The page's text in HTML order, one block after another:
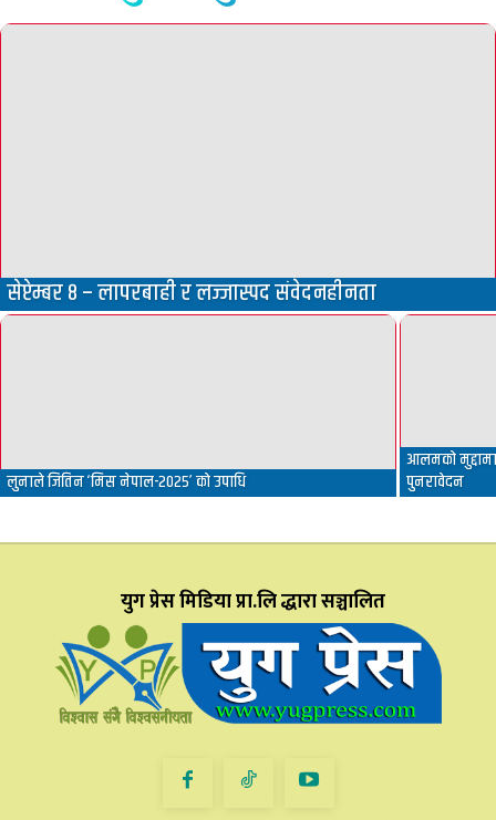
सेप्टेम्बर ८ – लापरबाही र लज्जास्पद संवेदनहीनता
लुनाले जितिन ‘मिस नेपाल-२०२५’ को उपाधि
आलमको
पुनरावेदन
युग प्रेस मिडिया प्रा.लि द्धारा सञ्चालित